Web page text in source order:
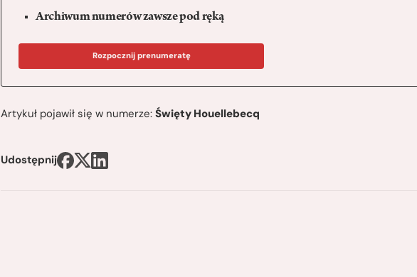
Archiwum numerów zawsze pod ręką
Rozpocznij prenumeratę
Artykuł pojawił się w numerze:Święty Houellebecq
Udostępnij